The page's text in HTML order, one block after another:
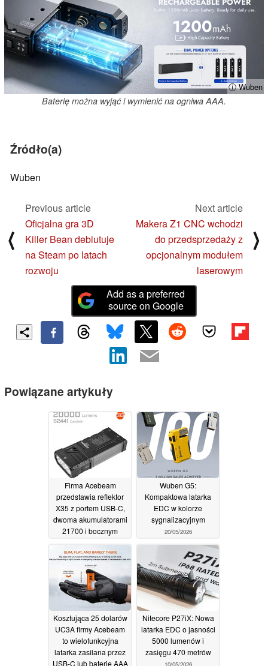
ⓘ Wuben
Baterię można wyjąć i wymienić na ogniwa AAA.
Źródło(a)
Wuben
⟨
Previous article
Oficjalna gra 3D
Killer Bean debiutuje
na Steam po latach
rozwoju
Next article
Makera Z1 CNC wchodzi
do przedsprzedaży z
opcjonalnym modułem
laserowym
⟩
Add as a preferred
source on Google
Powiązane artykuły
Firma Acebeam
przedstawia reflektor
X35 z portem USB-C,
dwoma akumulatorami
21700 i bocznym
światłem
14/06/2026
Wuben G5:
Kompaktowa latarka
EDC w kolorze
sygnalizacyjnym
20/05/2026
Kosztująca 25 dolarów
UC3A firmy Acebeam
to wielofunkcyjna
latarka zasilana przez
USB-C lub baterię AAA
Nitecore P27iX: Nowa
latarka EDC o jasności
5000 lumenów i
zasięgu 470 metrów